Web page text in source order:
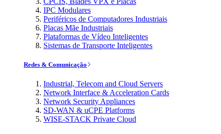
IPC Modulares
Periféricos de Computadores Industriais
Placas Mãe Industriais
Plataformas de Vídeo Inteligentes
Sistemas de Transporte Inteligentes
Redes & Comunicação
Industrial, Telecom and Cloud Servers
Network Interface & Acceleration Cards
Network Security Appliances
SD-WAN & uCPE Platforms
WISE-STACK Private Cloud